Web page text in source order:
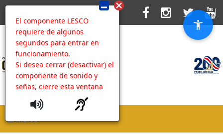
El componente LESCO
requiere de algunos
segundos para entrar en
funcionamiento.
Si desea cerrar (desactivar) el
componente de sonido y
señas, cierre esta ventana
MENU